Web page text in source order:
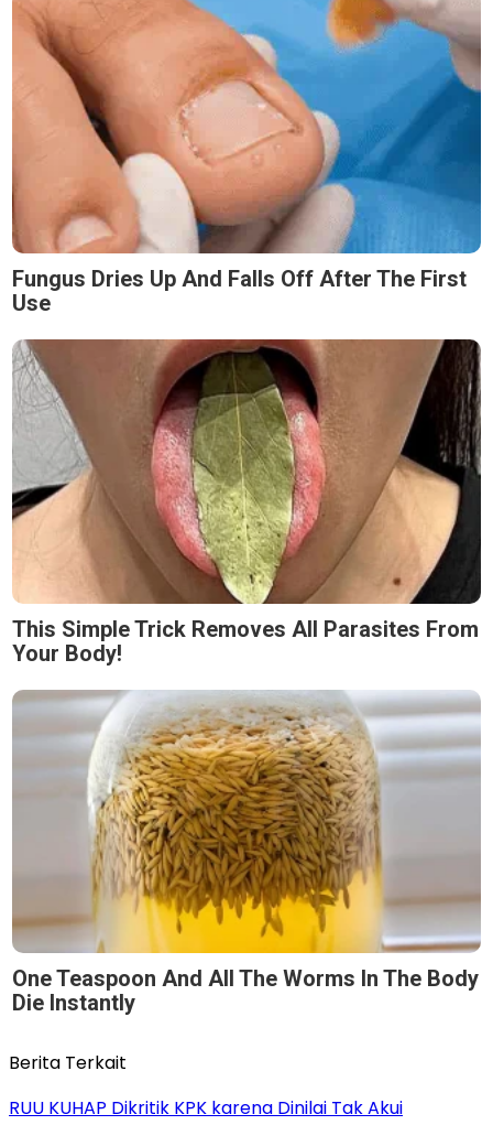
Fungus Dries Up And Falls Off After The First
Use
This Simple Trick Removes All Parasites From
Your Body!
One Teaspoon And All The Worms In The Body
Die Instantly
Berita Terkait
RUU KUHAP Dikritik KPK karena Dinilai Tak Akui